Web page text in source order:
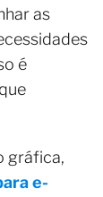
as
é
gráfica,
e-